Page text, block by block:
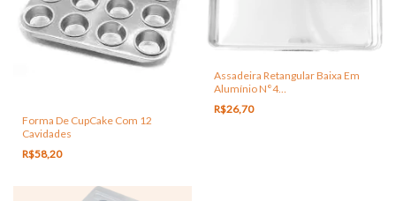
Forma De CupCake Com 12
Cavidades
R$58,20
Assadeira Retangular Baixa Em
Alumínio N°4
Medidas:39x27,5x4,0cm
R$26,70